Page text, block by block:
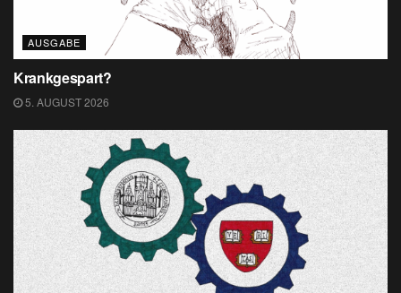
AUSGABE
Krankgespart?
5. AUGUST 2026